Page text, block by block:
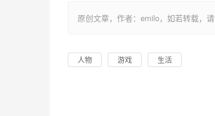
原创文章，作者：emilo，如若转载，
人物 游戏 生活